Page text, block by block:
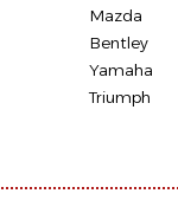
Mazda
Bentley
Yamaha
Triumph